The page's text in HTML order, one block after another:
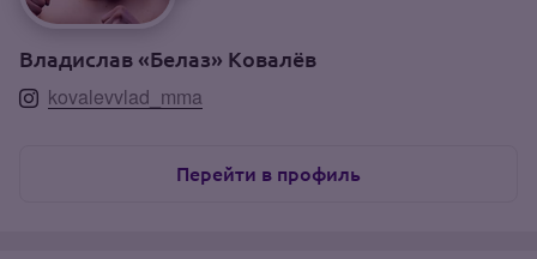
Владислав «Белаз» Ковалёв
kovalevvlad_mma
Перейти в профиль